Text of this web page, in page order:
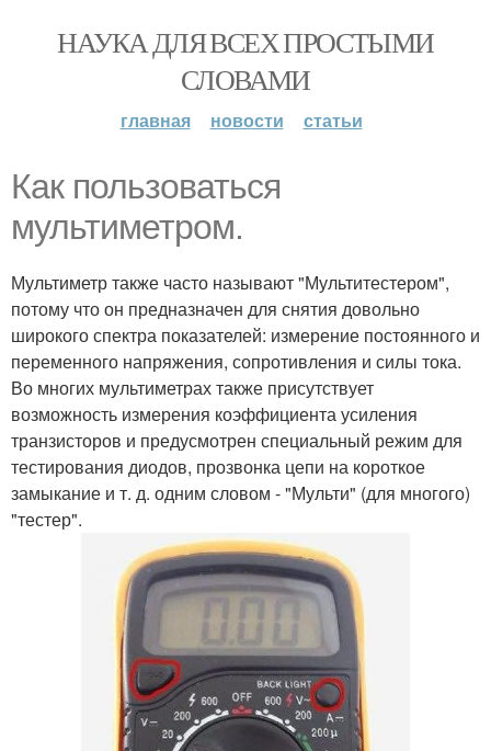
НАУКА ДЛЯ ВСЕХ ПРОСТЫМИ
СЛОВАМИ
главная новости статьи
Как пользоваться
мультиметром.
Мультиметр также часто называют "Мультитестером",
потому что он предназначен для снятия довольно
широкого спектра показателей: измерение постоянного и
переменного напряжения, сопротивления и силы тока.
Во многих мультиметрах также присутствует
возможность измерения коэффициента усиления
транзисторов и предусмотрен специальный режим для
тестирования диодов, прозвонка цепи на короткое
замыкание и т. д. одним словом - "Мульти" (для многого)
"тестер".